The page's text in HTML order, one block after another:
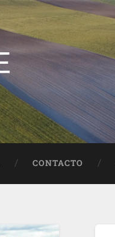
CONTACTO